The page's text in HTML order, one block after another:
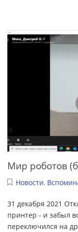
Мир роботов
Новости,
31 декабря 2021
принтер - и забыл
переключился на